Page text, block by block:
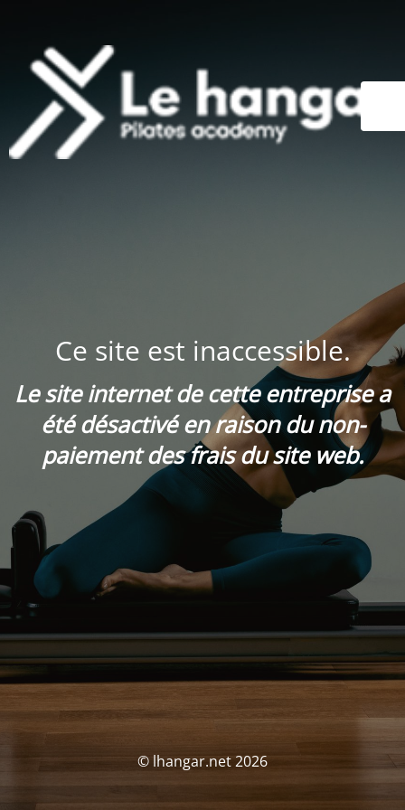
Ce site est inaccessible.
Le site internet de cette entreprise a
été désactivé en raison du non-
paiement des frais du site web.
© lhangar.net 2026